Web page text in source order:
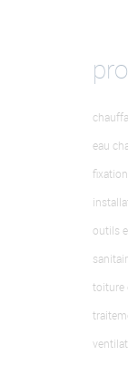
eau
fixation
outils
toiture